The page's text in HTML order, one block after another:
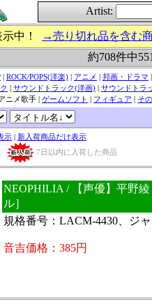
Artist:
示中！
→売り切れ品を含む
約708件中
| ROCK/POPS(洋楽) | アニメ | 邦画・ドラマ |
| サウンドトラック(洋画) | サウンドトラ
ニメ歌手 | ゲームソフト | フィギュア | そ
示 | 新入荷商品だけ表示
7日以内に入荷した商品
NEOPHILIA / 【声優】平野
ル］
規格番号：LACM-4430、ジ
音吉価格：385円